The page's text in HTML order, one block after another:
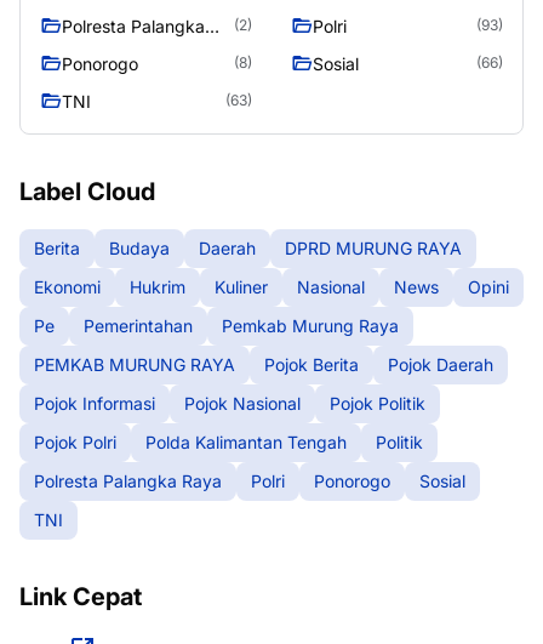
Polresta Palangka
(2) Polri (93)
Ponorogo (8) Sosial (66)
TNI (63)
Label Cloud
Berita Budaya Daerah
DPRD MURUNG RAYA
Ekonomi
Hukrim Kuliner Nasional News
Opini
Pe
Pemerintahan
Pemkab Murung Raya
PEMKAB MURUNG RAYA
Pojok Berita
Pojok Daerah
Pojok Informasi
Pojok Nasional
Pojok Politik
Pojok Polri
Polda Kalimantan Tengah
Politik
Polresta Palangka Raya
Polri Ponorogo
Sosial
TNI
Link Cepat